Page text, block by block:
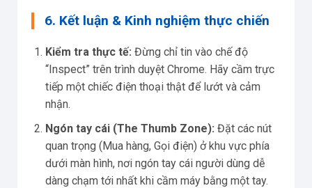
6. Kết luận & Kinh nghiệm thực chiến
Kiểm tra thực tế: Đừng chỉ tin vào chế độ
“Inspect” trên trình duyệt Chrome. Hãy cầm trực
tiếp một chiếc điện thoại thật để lướt và cảm
nhận.
Ngón tay cái (The Thumb Zone): Đặt các nút
quan trọng (Mua hàng, Gọi điện) ở khu vực phía
dưới màn hình, nơi ngón tay cái người dùng dễ
dàng chạm tới nhất khi cầm máy bằng một tay.